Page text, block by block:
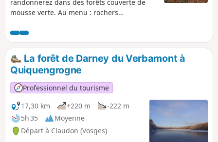
randonnerez dans des forêts couverte de
mousse verte. Au menu : rochers
petites cascades.
La forêt de Darney du Verbamont à
Quiquengrogne
Professionnel du tourisme
17,30 km
+220 m
-222 m
5h 35
Moyenne
Départ à Claudon (Vosges)